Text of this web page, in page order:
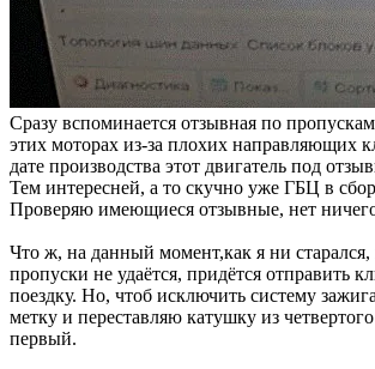
Сразу вспоминается отзывная по
этих моторах из-за плохих направляющих
дате производства этот двигатель под
Тем интересней, а то скучно уже ГБЦ в
Проверяю имеющиеся отзывные, нет
Что ж, на данный момент,как я ни старался,
пропуски не удаётся, придётся отправить
поездку. Но, чтоб исключить систему
метку и переставляю катушку из
первый.